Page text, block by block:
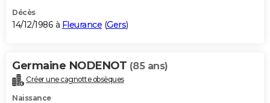
Décès
14/12/1986 à Fleurance (Gers)
Germaine NODENOT (85 ans)
Créer une cagnotte obsèques
Naissance